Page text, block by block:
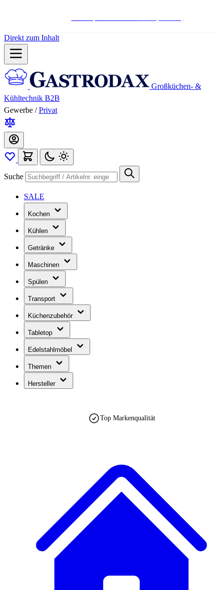
Direkt zum Inhalt
Großküchen- &
Kühltechnik B2B
Gewerbe / Privat
Suche
SALE
Kochen
Kühlen
Getränke
Maschinen
Spülen
Transport
Küchenzubehör
Tabletop
Edelstahlmöbel
Themen
Hersteller
Top Markenqualität